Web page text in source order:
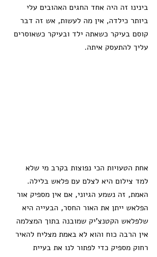
בינינו זה היה אחד החגים האהובים עלי
ביותר כילדה, אין מה לעשות, אש זה דבר
קוסם בעיקר כשאתה ילד ובעיקר כשאוסרים
עליך להתעסק איתה.
אחת הטעויות הכי נפוצות בקרב מי שלא
למד צילום היא לצלם עם פלאש בלילה.
האמת, זה נשמע הגיוני, אם אין מספיק אור
הפלאש ייתן את האור החסר, הבעייה היא
שלפלאש הקטנצ'יק שמובנה בתוך המצלמה
אין הרבה כוח והוא לא באמת מצליח להאיר
רחוק מספיק כדי לפתור לנו את בעיית